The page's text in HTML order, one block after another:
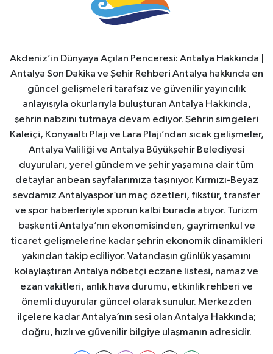
Akdeniz’in Dünyaya Açılan Penceresi: Antalya Hakkında |
Antalya Son Dakika ve Şehir Rehberi Antalya hakkında en
güncel gelişmeleri tarafsız ve güvenilir yayıncılık
anlayışıyla okurlarıyla buluşturan Antalya Hakkında,
şehrin nabzını tutmaya devam ediyor. Şehrin simgeleri
Kaleiçi, Konyaaltı Plajı ve Lara Plajı’ndan sıcak gelişmeler,
Antalya Valiliği ve Antalya Büyükşehir Belediyesi
duyuruları, yerel gündem ve şehir yaşamına dair tüm
detaylar anbean sayfalarımıza taşınıyor. Kırmızı-Beyaz
sevdamız Antalyaspor’un maç özetleri, fikstür, transfer
ve spor haberleriyle sporun kalbi burada atıyor. Turizm
başkenti Antalya’nın ekonomisinden, gayrimenkul ve
ticaret gelişmelerine kadar şehrin ekonomik dinamikleri
yakından takip ediliyor. Vatandaşın günlük yaşamını
kolaylaştıran Antalya nöbetçi eczane listesi, namaz ve
ezan vakitleri, anlık hava durumu, etkinlik rehberi ve
önemli duyurular güncel olarak sunulur. Merkezden
ilçelere kadar Antalya’nın sesi olan Antalya Hakkında;
doğru, hızlı ve güvenilir bilgiye ulaşmanın adresidir.